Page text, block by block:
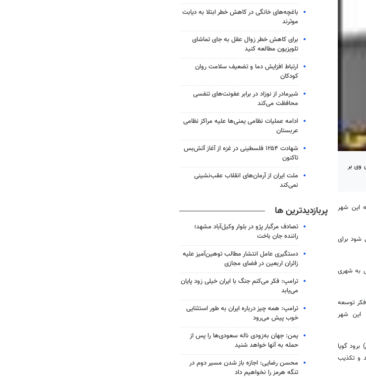
وی بر
این شهر
شود برای
به شهری
توسعه
این شهر
گویا
و تکذیب
باغچه‌های خانگی در کاهش خطر ابتلا به دیابت
موثرند
برای کاهش خطر زوال عقل به جای تماشای
تلویزیون مطالعه کنید
ارتباط افزایش دما و تضعیف سلامت روان
کودکان
شیرمادر از نوزاد در برابر عفونت‌های تنفسی
محافظت می‌کند
ادامه عملیات نظامی یمنی‌ها علیه مراکز نظامی
عربستان
شهادت ۱۲۵۴ فلسطینی در غزه از آغاز آتش‌بس
تاکنون
ملت ایران از آرمان‌های انقلاب عقب‌نشینی
نمی‌کند
پربازدیدترین ها
تصادف مرگبار پژو در بلوار وکیل‌آباد مشهد؛
راننده جان باخت
دستگیری عامل انتشار مطالب توهین‌آمیز علیه
زائران اربعین در فضای مجازی
ترامپ: فکر می‌کنم جنگ با ایران خیلی زود پایان
می‌یابد
ترامپ: همه چیز درباره ایران به طور استثنایی
خوب پیش می‌رود
یمن: جهان به‌زودی ناله سعودی‌ها را پس از
حمله به آنها خواهد شنید
محسن رضایی: اجازه باز شدن مسیر دوم در
تنگه هرمز را نخواهیم داد